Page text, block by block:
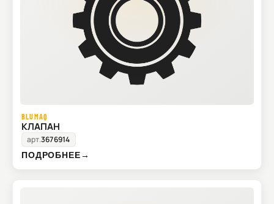
BLUMAQ
КЛАПАН
арт.3676914
ПОДРОБНЕЕ→